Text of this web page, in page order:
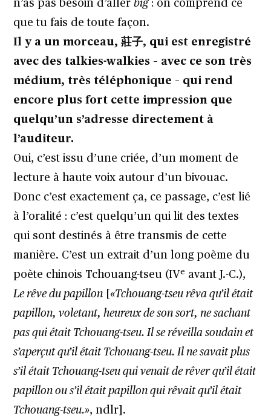
n’as pas besoin d’allerbig: on comprend ce
que tu fais de toute façon.
Il y a un morceau, 莊子, qui est enregistré
avec des talkies-walkies – avec ce son très
médium, très téléphonique – qui rend
encore plus fort cette impression que
quelqu’un s’adresse directement à
l’auditeur.
Oui, c’est issu d’une criée, d’un moment de
lecture à haute voix autour d’un bivouac.
Donc c’est exactement ça, ce passage, c’est lié
à l’oralité : c’est quelqu’un qui lit des textes
qui sont destinés à être transmis de cette
manière. C’est un extrait d’un long poème du
poète chinois Tchouang-tseu (IVe avant J.-C.),
Le rêve du papillon
«Tchouang-tseu rêva qu’il était
papillon, voletant, heureux de son sort, ne sachant
pas qui était Tchouang-tseu. Il se réveilla soudain et
s’aperçut qu’il était Tchouang-tseu. Il ne savait plus
s’il était Tchouang-tseu qui venait de rêver qu’il était
papillon ou s’il était papillon qui rêvait qu’il était
Tchouang-tseu.», ndlr].